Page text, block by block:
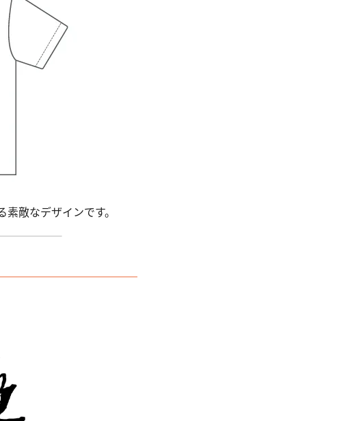
敵なデザインです。